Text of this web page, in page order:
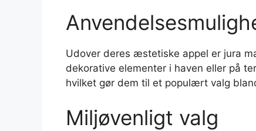
Udover deres æstetiske appel er jura
dekorative elementer i haven eller på
hvilket gør dem til et populært valg
Miljøvenligt valg